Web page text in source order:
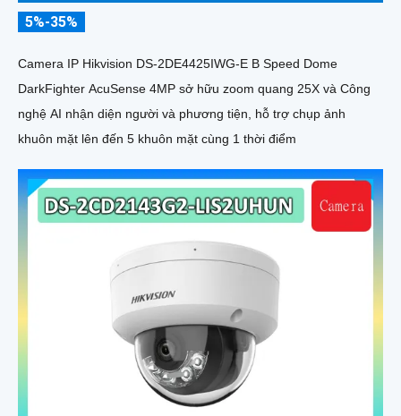
5%-35%
Camera IP Hikvision DS-2DE4425IWG-E B Speed Dome
DarkFighter AcuSense 4MP sở hữu zoom quang 25X và Công
nghệ AI nhận diện người và phương tiện, hỗ trợ chụp ảnh
khuôn mặt lên đến 5 khuôn mặt cùng 1 thời điểm